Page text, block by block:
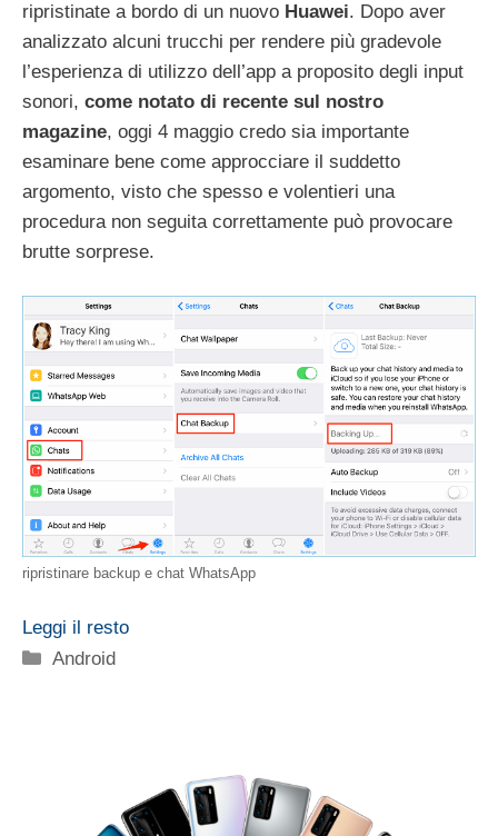
ripristinate a bordo di un nuovo Huawei. Dopo aver
analizzato alcuni trucchi per rendere più gradevole
l’esperienza di utilizzo dell’app a proposito degli input
sonori, come notato di recente sul nostro
magazine, oggi 4 maggio credo sia importante
esaminare bene come approcciare il suddetto
argomento, visto che spesso e volentieri una
procedura non seguita correttamente può provocare
brutte sorprese.
ripristinare backup e chat WhatsApp
Leggi il resto
Categorie
Android